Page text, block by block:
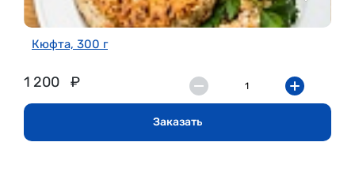
Кюфта, 300 г
1 200 ₽
Заказать